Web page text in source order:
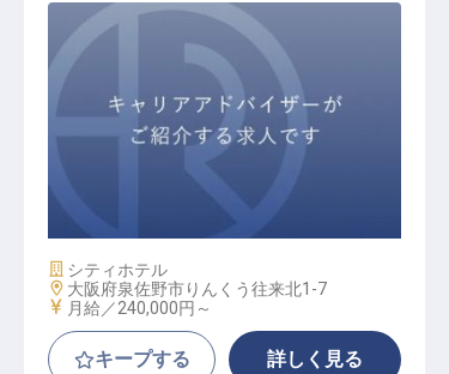
フロント
施設業態
シティホテル
勤務地
大阪府泉佐野市りんくう往来北1-7
給与
月給／240,000円～
キープする 詳しく見る